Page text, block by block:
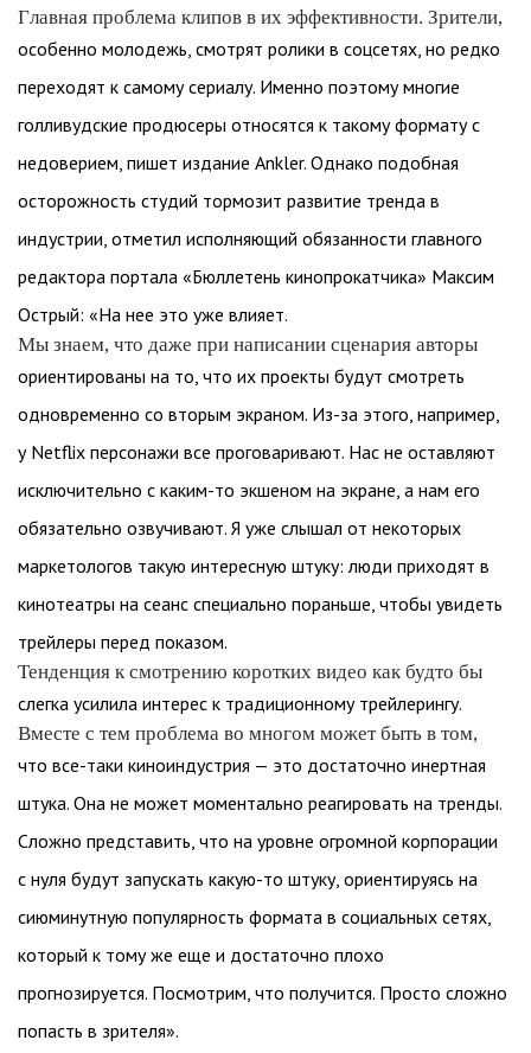
Главная проблема клипов в их эффективности. Зрители,
особенно молодежь, смотрят ролики в соцсетях, но редко
переходят к самому сериалу. Именно поэтому многие
голливудские продюсеры относятся к такому формату с
недоверием, пишет издание Ankler. Однако подобная
осторожность студий тормозит развитие тренда в
индустрии, отметил исполняющий обязанности главного
редактора портала «Бюллетень кинопрокатчика» Максим
Острый: «На нее это уже влияет.
Мы знаем, что даже при написании сценария авторы
ориентированы на то, что их проекты будут смотреть
одновременно со вторым экраном. Из-за этого, например,
у Netflix персонажи все проговаривают. Нас не оставляют
исключительно с каким-то экшеном на экране, а нам его
обязательно озвучивают. Я уже слышал от некоторых
маркетологов такую интересную штуку: люди приходят в
кинотеатры на сеанс специально пораньше, чтобы увидеть
трейлеры перед показом.
Тенденция к смотрению коротких видео как будто бы
слегка усилила интерес к традиционному трейлерингу.
Вместе с тем проблема во многом может быть в том,
что все-таки киноиндустрия — это достаточно инертная
штука. Она не может моментально реагировать на тренды.
Сложно представить, что на уровне огромной корпорации
с нуля будут запускать какую-то штуку, ориентируясь на
сиюминутную популярность формата в социальных сетях,
который к тому же еще и достаточно плохо
прогнозируется. Посмотрим, что получится. Просто сложно
попасть в зрителя».